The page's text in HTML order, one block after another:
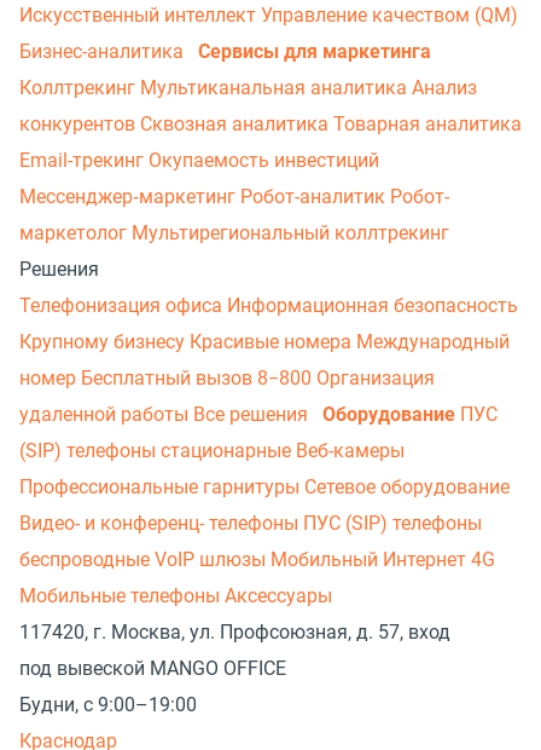
Искусственный интеллект Управление качеством (QM)
Бизнес-аналитика
Сервисы для маркетинга
Коллтрекинг Мультиканальная аналитика Анализ
конкурентов Сквозная аналитика Товарная аналитика
Email-трекинг Окупаемость инвестиций
Мессенджер‑маркетинг Робот-аналитик Робот-
маркетолог Мультирегиональный коллтрекинг
Решения
Телефонизация офиса Информационная безопасность
Крупному бизнесу Красивые номера Международный
номер Бесплатный вызов 8−800 Организация
удаленной работы Все решения Оборудование ПУС
(SIP) телефоны стационарные Веб-камеры
Профессиональные гарнитуры Сетевое оборудование
Видео- и конференц- телефоны ПУС (SIP) телефоны
беспроводные VoIP шлюзы Мобильный Интернет 4G
Мобильные телефоны Аксессуары
117420, г. Москва, ул. Профсоюзная, д. 57, вход
под вывеской MANGO OFFICE
Будни, с 9:00–19:00
Краснодар